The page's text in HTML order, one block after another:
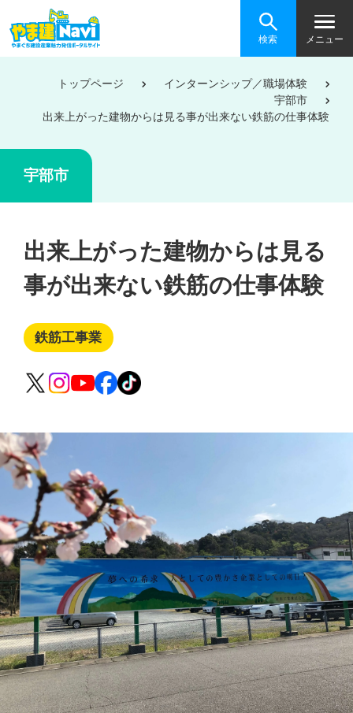
検索 メニュー
トップページ
インターンシップ／職場体験
宇部市
出来上がった建物からは見る事が出来ない鉄筋の仕事体験
宇部市
出来上がった建物からは見る
事が出来ない鉄筋の仕事体験
鉄筋工事業